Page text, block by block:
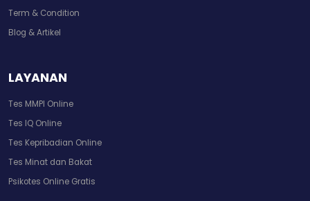
Term & Condition
Blog & Artikel
LAYANAN
Tes MMPI Online
Tes IQ Online
Tes Kepribadian Online
Tes Minat dan Bakat
Psikotes Online Gratis